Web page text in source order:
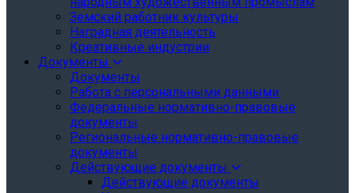
Земский работник культуры
Наградная деятельность
Креативные индустрии
Документы
Документы
Работа с персональными данными
Федеральные нормативно-правовые
документы
Региональные нормативно-правовые
документы
Действующие документы
Действующие документы